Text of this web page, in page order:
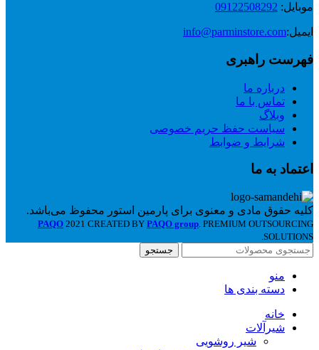
موبایل: 09122508292
ایمیل:info@parminstore.com
فهرست راهبری
درباره ما
تماس با ما
وبلاگ
سیاست حفظ حریم خصوصی
شرایط و ضوابط
اعتماد به ما
کلیه حقوق مادی و معنوی برای پارمین استور محفوظ می‌باشد.
PAQO 2021 CREATED BY PAQO group. PREMIUM OUTSOURCING
SOLUTIONS.
جستجو
منو
دسته بندی ها
خانه
شیرآلات
شیر روشویی